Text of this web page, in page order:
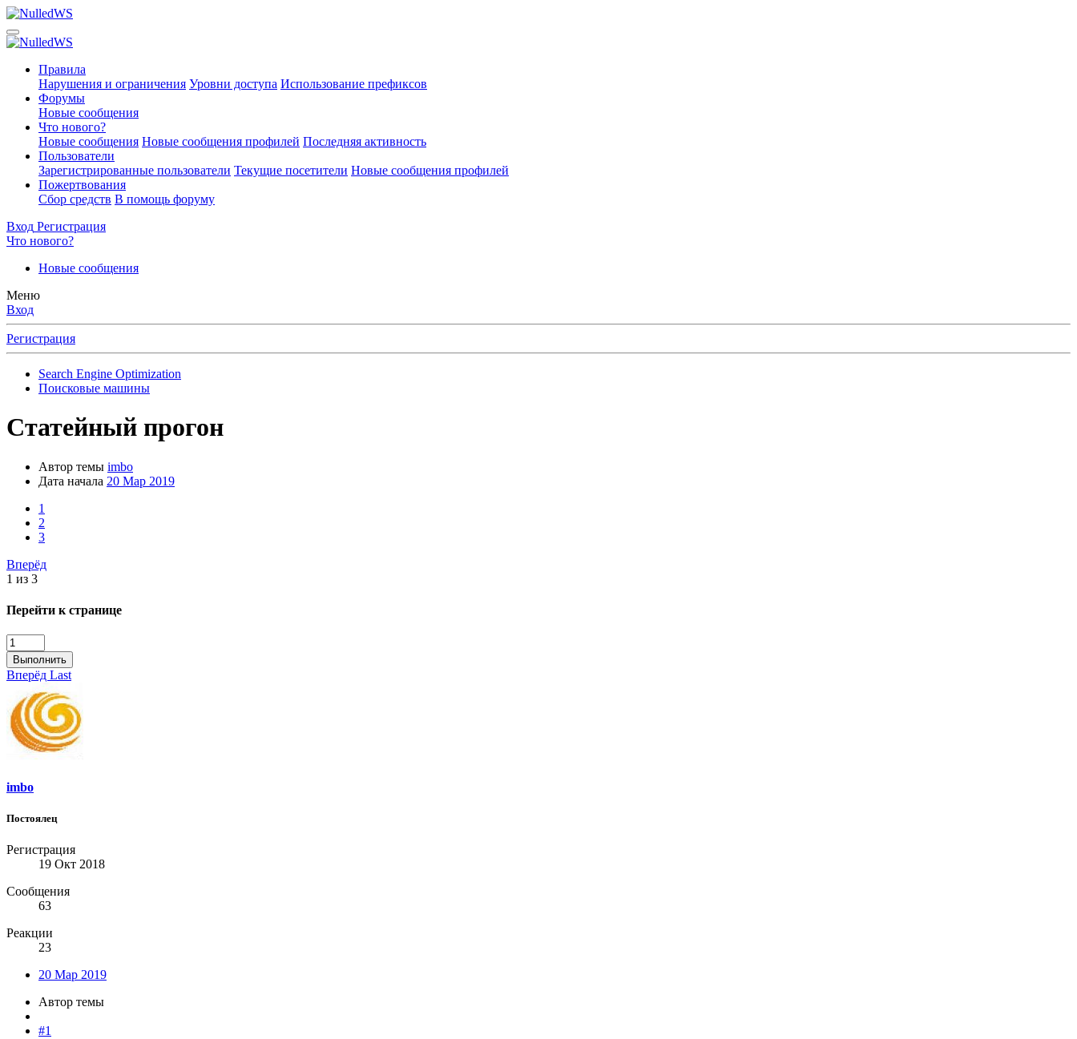
Правила
Нарушения и ограничения Уровни доступа Использование префиксов
Форумы
Новые сообщения
Что нового?
Новые сообщения Новые сообщения профилей Последняя активность
Пользователи
Зарегистрированные пользователи Текущие посетители Новые сообщения профилей
Пожертвования
Сбор средств В помощь форуму
Вход Регистрация
Что нового?
Новые сообщения
Меню
Вход
Регистрация
Search Engine Optimization
Поисковые машины
Статейный прогон
Автор темы imbo
Дата начала 20 Мар 2019
1
2
3
Вперёд
1 из 3
Перейти к странице
Выполнить
Вперёд Last
imbo
Постоялец
Регистрация
19 Окт 2018
Сообщения
63
Реакции
23
20 Мар 2019
Автор темы
#1